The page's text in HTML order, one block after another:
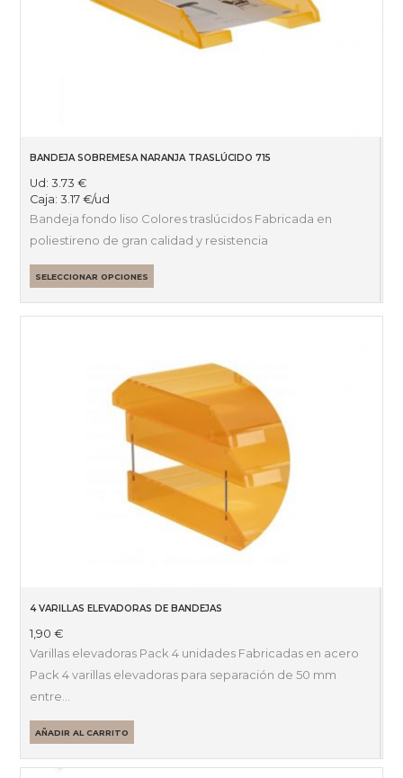
BANDEJA SOBREMESA NARANJA TRASLÚCIDO 715
Ud:3.73€
Caja:3.17€/ud
Bandeja fondo liso Colores traslúcidos Fabricada en
poliestireno de gran calidad y resistencia
SELECCIONAR OPCIONES
4 VARILLAS ELEVADORAS DE BANDEJAS
1,90€
Varillas elevadoras Pack 4 unidades Fabricadas en acero
Pack 4 varillas elevadoras para separación de 50 mm
entre…
AÑADIR AL CARRITO